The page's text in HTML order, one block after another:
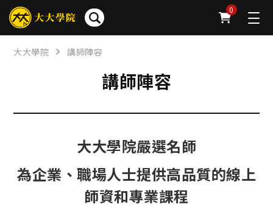
0
大大學院 講師陣容
講師陣容
大大學院嚴選名師
為企業、職場人士提供高品質的線上
師資和專業課程